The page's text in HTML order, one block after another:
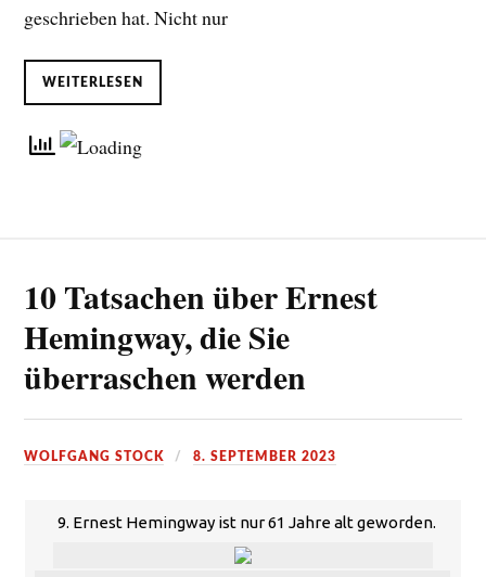
geschrieben hat. Nicht nur
WEITERLESEN
10 Tatsachen über Ernest
Hemingway, die Sie
überraschen werden
WOLFGANG STOCK 8. SEPTEMBER 2023
9. Ernest Hemingway ist nur 61 Jahre alt geworden.